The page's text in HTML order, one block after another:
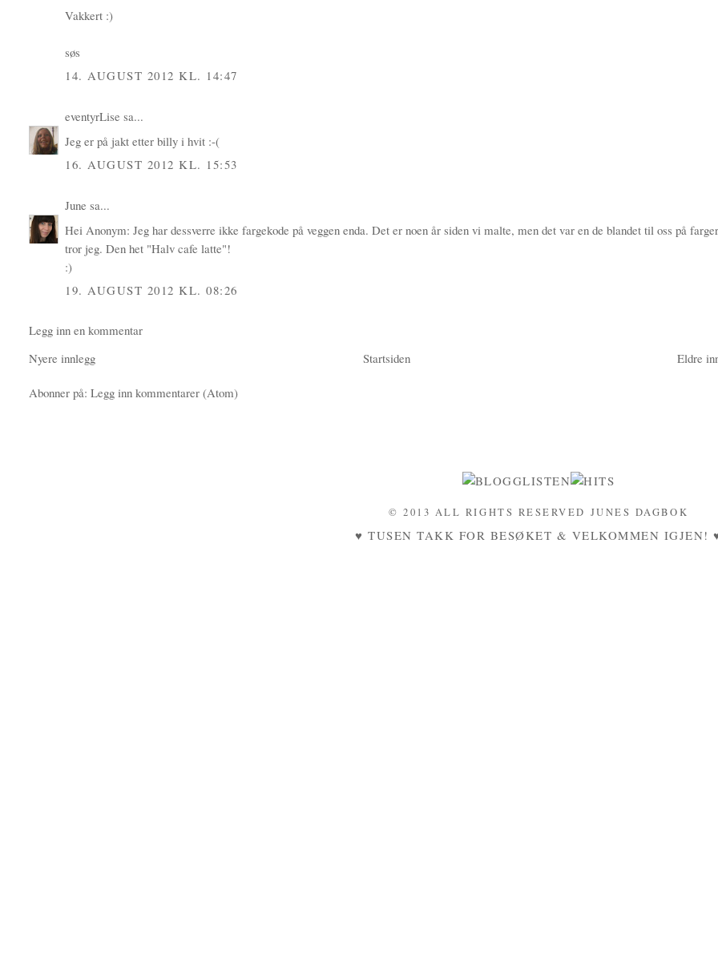
Vakkert :)
søs
14. AUGUST 2012 KL. 14:47
eventyrLise sa...
Jeg er på jakt etter billy i hvit :-(
16. AUGUST 2012 KL. 15:53
June sa...
Hei Anonym: Jeg har dessverre ikke fargekode på veggen enda. Det er noen år siden vi malte, men det var en de blandet til oss på
tror jeg. Den het "Halv cafe latte"!
:)
19. AUGUST 2012 KL. 08:26
Legg inn en kommentar
Nyere innlegg
Eldre
Startsiden
Abonner på:Legg inn kommentarer (Atom)
© 2013 ALL RIGHTS RESERVED JUNES DAGBOK
♥ TUSEN TAKK FOR BESØKET & VELKOMMEN IGJEN!